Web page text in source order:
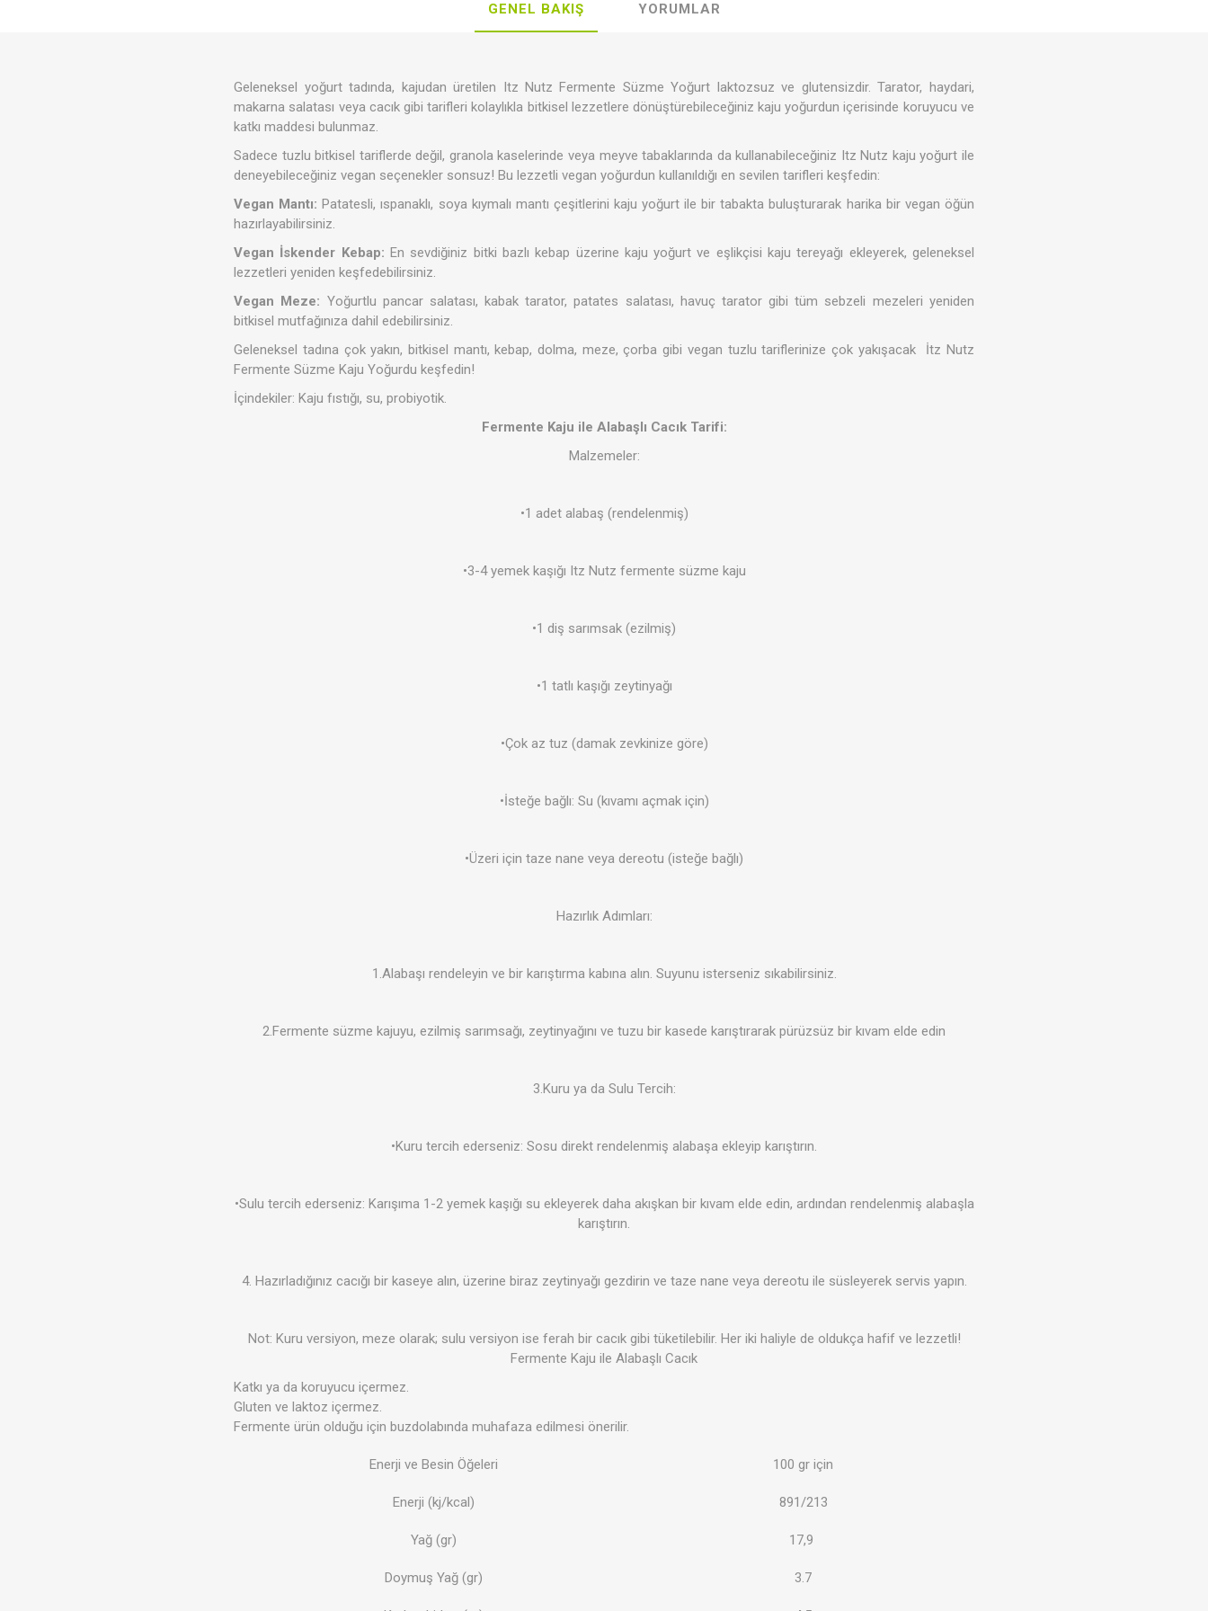
Temizlik Ürünleri Kişisel Bakım Evcil Hayvan Ürünleri
Akşam Pazarı
Soslar Şeker Yerine
Bakliyat- Tahıl- Un- Tohum
-Baharat
Kahve - Çay
Süper Tozlar
GENEL BAKIŞ YORUMLAR
Geleneksel yoğurt tadında, kajudan üretilen Itz Nutz Fermente Süzme Yoğurt laktozsuz ve glutensizdir. Tarator, haydari,
makarna salatası veya cacık gibi tarifleri kolaylıkla bitkisel lezzetlere dönüştürebileceğiniz kaju yoğurdun içerisinde koruyucu ve
katkı maddesi bulunmaz.
Sadece tuzlu bitkisel tariflerde değil, granola kaselerinde veya meyve tabaklarında da kullanabileceğiniz Itz Nutz kaju yoğurt ile
deneyebileceğiniz vegan seçenekler sonsuz! Bu lezzetli vegan yoğurdun kullanıldığı en sevilen tarifleri keşfedin:
Vegan Mantı: Patatesli, ıspanaklı, soya kıymalı mantı çeşitlerini kaju yoğurt ile bir tabakta buluşturarak harika bir vegan öğün
hazırlayabilirsiniz.
Vegan İskender Kebap: En sevdiğiniz bitki bazlı kebap üzerine kaju yoğurt ve eşlikçisi kaju tereyağı ekleyerek, geleneksel
lezzetleri yeniden keşfedebilirsiniz.
Vegan Meze: Yoğurtlu pancar salatası, kabak tarator, patates salatası, havuç tarator gibi tüm sebzeli mezeleri yeniden
bitkisel mutfağınıza dahil edebilirsiniz.
Geleneksel tadına çok yakın, bitkisel mantı, kebap, dolma, meze, çorba gibi vegan tuzlu tariflerinize çok yakışacak İtz Nutz
Fermente Süzme Kaju Yoğurdu keşfedin!
İçindekiler: Kaju fıstığı, su, probiyotik.
Fermente Kaju ile Alabaşlı Cacık Tarifi:
Malzemeler:
•1 adet alabaş (rendelenmiş)
•3-4 yemek kaşığı Itz Nutz fermente süzme kaju
•1 diş sarımsak (ezilmiş)
•1 tatlı kaşığı zeytinyağı
•Çok az tuz (damak zevkinize göre)
•İsteğe bağlı: Su (kıvamı açmak için)
•Üzeri için taze nane veya dereotu (isteğe bağlı)
Hazırlık Adımları:
1.Alabaşı rendeleyin ve bir karıştırma kabına alın. Suyunu isterseniz sıkabilirsiniz.
2.Fermente süzme kajuyu, ezilmiş sarımsağı, zeytinyağını ve tuzu bir kasede karıştırarak pürüzsüz bir kıvam elde edin
3.Kuru ya da Sulu Tercih:
•Kuru tercih ederseniz: Sosu direkt rendelenmiş alabaşa ekleyip karıştırın.
•Sulu tercih ederseniz: Karışıma 1-2 yemek kaşığı su ekleyerek daha akışkan bir kıvam elde edin, ardından rendelenmiş alabaşla
karıştırın.
4. Hazırladığınız cacığı bir kaseye alın, üzerine biraz zeytinyağı gezdirin ve taze nane veya dereotu ile süsleyerek servis yapın.
Not: Kuru versiyon, meze olarak; sulu versiyon ise ferah bir cacık gibi tüketilebilir. Her iki haliyle de oldukça hafif ve lezzetli!
Fermente Kaju ile Alabaşlı Cacık
Katkı ya da koruyucu içermez.
Gluten ve laktoz içermez.
Fermente ürün olduğu için buzdolabında muhafaza edilmesi önerilir.
Enerji ve Besin Öğeleri 100 gr için
Enerji (kj/kcal) 891/213
Yağ (gr) 17,9
Doymuş Yağ (gr) 3.7